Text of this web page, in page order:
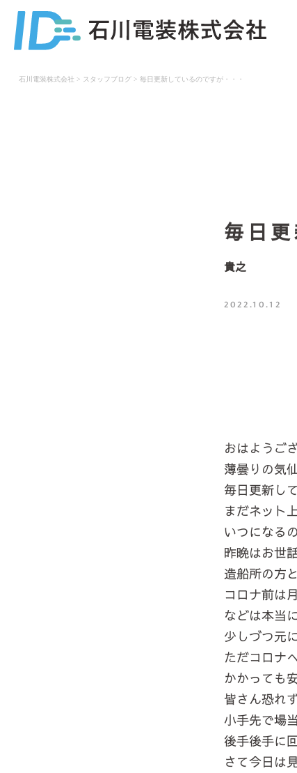
石川電装株式会社 > スタッフブログ> 毎日更新しているのですが・・・
毎日
貴之
2022.10.12
おはようご
薄曇りの気
毎日更新し
まだネット
いつになる
昨晩はお世
造船所の方
コロナ前は
などは本当
少しづつ元
ただコロナ
かかっても
皆さん恐れ
小手先で場
後手後手に
さて今日は